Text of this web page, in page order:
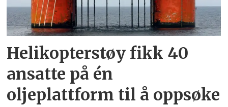
Helikopterstøy fikk 40
ansatte på én
oljeplattform til å oppsøke